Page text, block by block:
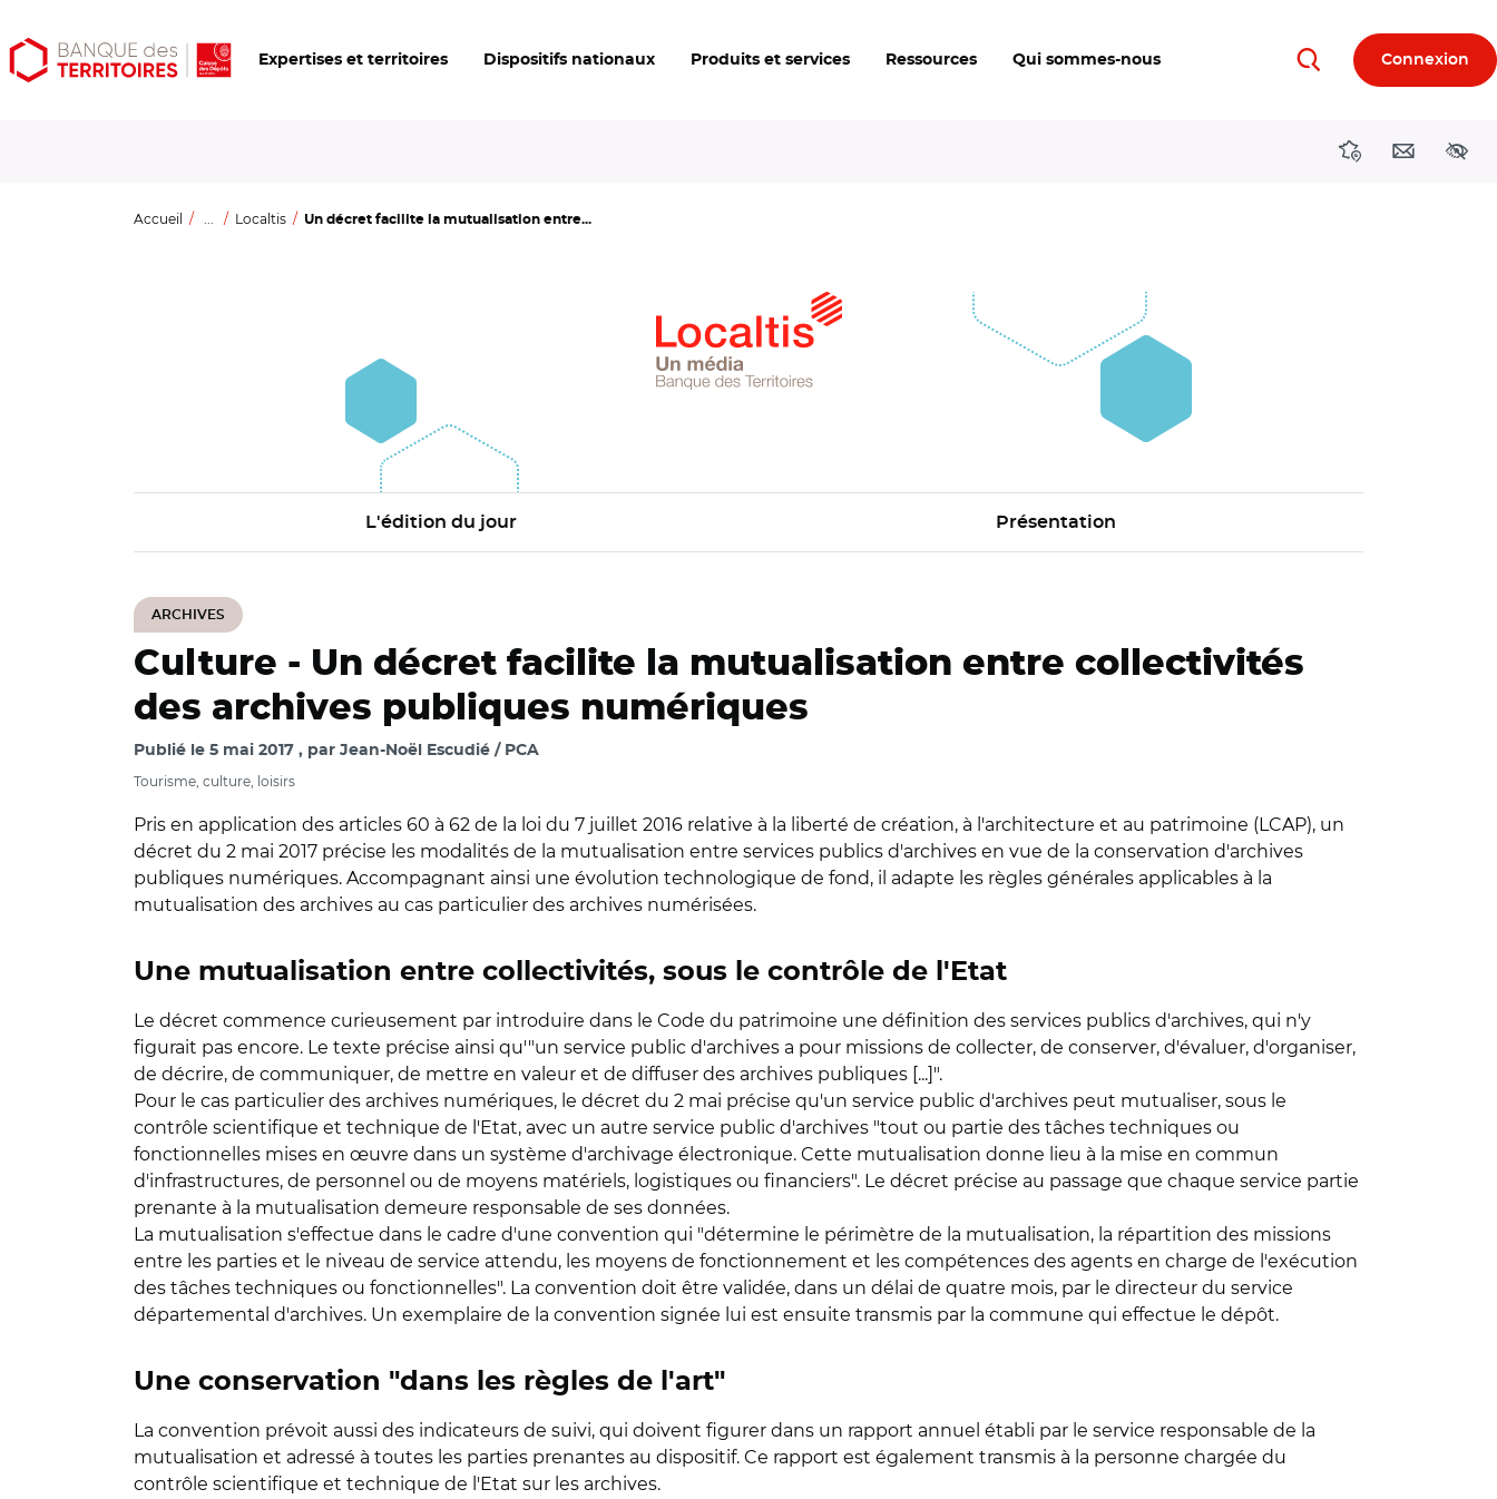
Aller
au
Aller
au
Ouvrir
les
Expertises et territoires Dispositifs nationaux Produits et services Ressources Qui sommes-nous RechercherConnexion
DirectionsContact
Accueil ... Localtis Un décret facilite la mutualisation entre...
L'édition du jour Présentation
ARCHIVES
Culture - Un décret facilite la mutualisation entre collectivités
des archives publiques numériques
Publié le 5 mai 2017 par Jean-Noël Escudié / PCA
Tourisme, culture, loisirs
Pris en application des articles 60 à 62 de la loi du 7 juillet 2016 relative à la liberté de création, à l'architecture et au patrimoine (LCAP), un
décret du 2 mai 2017 précise les modalités de la mutualisation entre services publics d'archives en vue de la conservation d'archives
publiques numériques. Accompagnant ainsi une évolution technologique de fond, il adapte les règles générales applicables à la
mutualisation des archives au cas particulier des archives numérisées.
Une mutualisation entre collectivités, sous le contrôle de l'Etat
Le décret commence curieusement par introduire dans le Code du patrimoine une définition des services publics d'archives, qui n'y
figurait pas encore. Le texte précise ainsi qu'"un service public d'archives a pour missions de collecter, de conserver, d'évaluer, d'organiser,
de décrire, de communiquer, de mettre en valeur et de diffuser des archives publiques [...]".
Pour le cas particulier des archives numériques, le décret du 2 mai précise qu'un service public d'archives peut mutualiser, sous le
contrôle scientifique et technique de l'Etat, avec un autre service public d'archives "tout ou partie des tâches techniques ou
fonctionnelles mises en œuvre dans un système d'archivage électronique. Cette mutualisation donne lieu à la mise en commun
d'infrastructures, de personnel ou de moyens matériels, logistiques ou financiers". Le décret précise au passage que chaque service partie
prenante à la mutualisation demeure responsable de ses données.
La mutualisation s'effectue dans le cadre d'une convention qui "détermine le périmètre de la mutualisation, la répartition des missions
entre les parties et le niveau de service attendu, les moyens de fonctionnement et les compétences des agents en charge de l'exécution
des tâches techniques ou fonctionnelles". La convention doit être validée, dans un délai de quatre mois, par le directeur du service
départemental d'archives. Un exemplaire de la convention signée lui est ensuite transmis par la commune qui effectue le dépôt.
Une conservation "dans les règles de l'art"
La convention prévoit aussi des indicateurs de suivi, qui doivent figurer dans un rapport annuel établi par le service responsable de la
mutualisation et adressé à toutes les parties prenantes au dispositif. Ce rapport est également transmis à la personne chargée du
contrôle scientifique et technique de l'Etat sur les archives.